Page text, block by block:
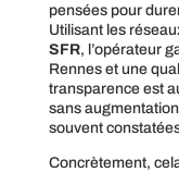
pensées pour
Utilisant les
SFR, l’opérateur
Rennes et une
transparence est
sans
souvent
Concrètement,